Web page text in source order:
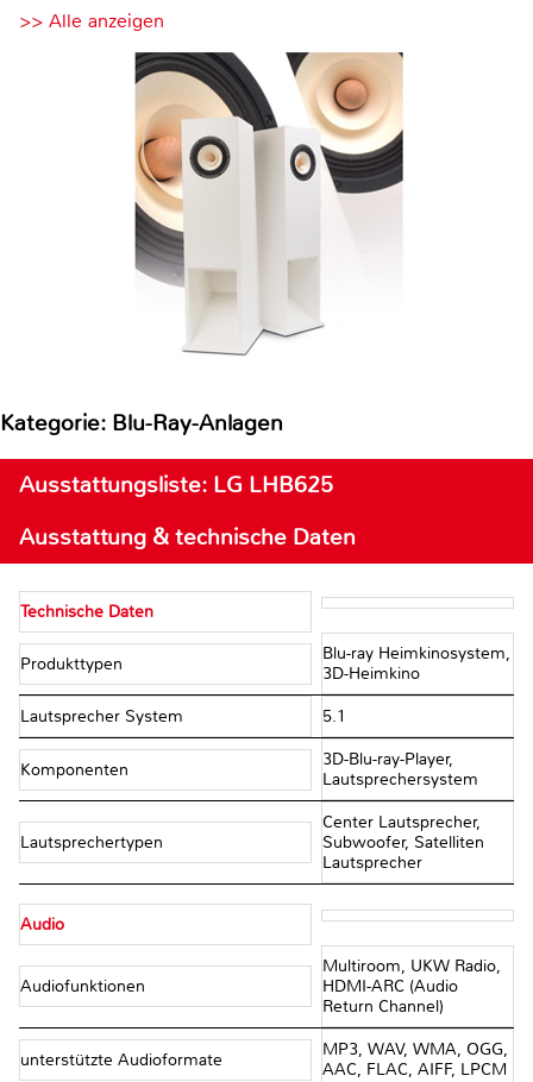
>> Alle anzeigen
Kategorie: Blu-Ray-Anlagen
Ausstattungsliste: LG LHB625
Ausstattung & technische Daten
Technische Daten
Produkttypen
Blu-ray Heimkinosystem,
3D-Heimkino
Lautsprecher System 5.1
Komponenten
3D-Blu-ray-Player,
Lautsprechersystem
Lautsprechertypen
Center Lautsprecher,
Subwoofer, Satelliten
Lautsprecher
Audio
Audiofunktionen
Multiroom, UKW Radio,
HDMI-ARC (Audio
Return Channel)
unterstützte Audioformate
MP3, WAV, WMA, OGG,
AAC, FLAC, AIFF, LPCM